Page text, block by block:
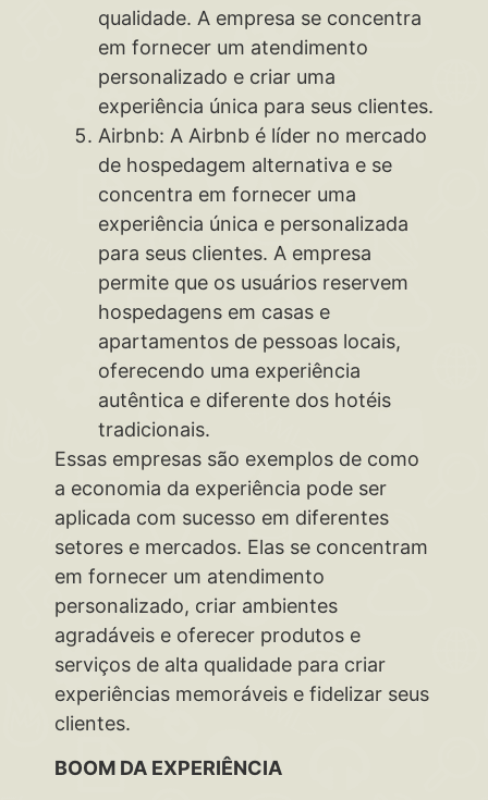
qualidade. A empresa se concentra
em fornecer um atendimento
personalizado e criar uma
experiência única para seus clientes.
Airbnb: A Airbnb é líder no mercado
de hospedagem alternativa e se
concentra em fornecer uma
experiência única e personalizada
para seus clientes. A empresa
permite que os usuários reservem
hospedagens em casas e
apartamentos de pessoas locais,
oferecendo uma experiência
autêntica e diferente dos hotéis
tradicionais.
Essas empresas são exemplos de como
a economia da experiência pode ser
aplicada com sucesso em diferentes
setores e mercados. Elas se concentram
em fornecer um atendimento
personalizado, criar ambientes
agradáveis e oferecer produtos e
serviços de alta qualidade para criar
experiências memoráveis e fidelizar seus
clientes.
BOOM DA EXPERIÊNCIA